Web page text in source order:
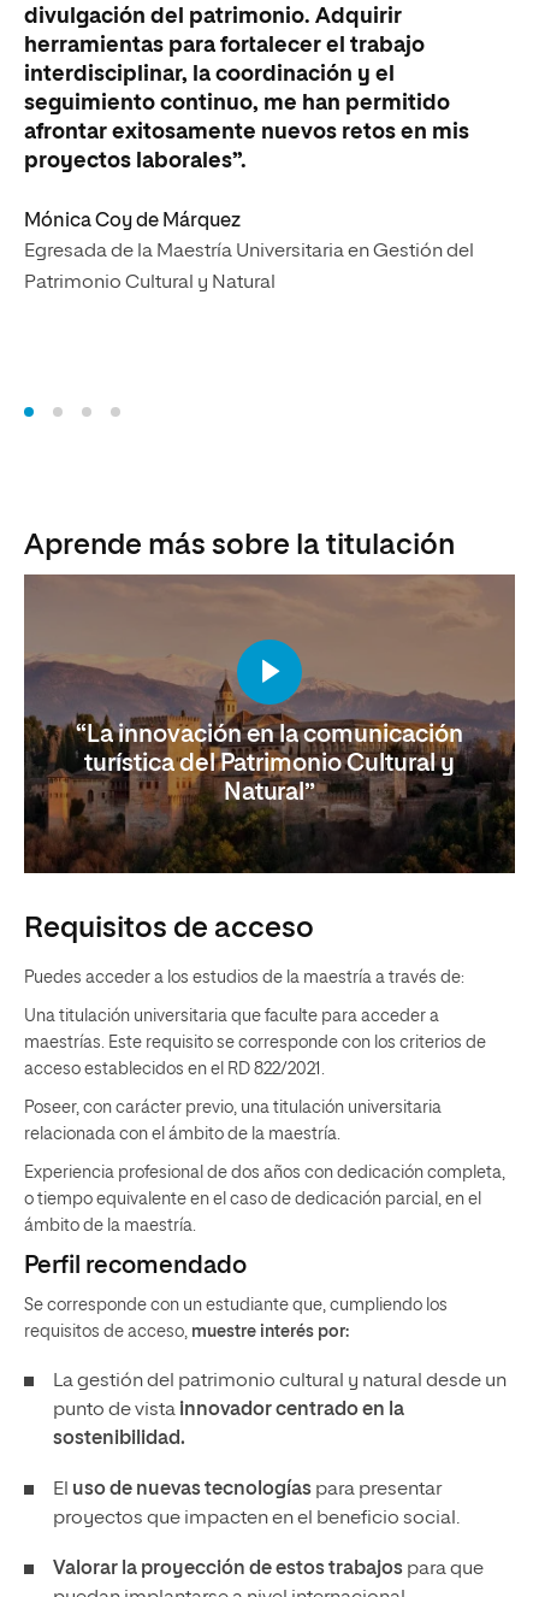
divulgación del patrimonio. Adquirir
herramientas para fortalecer el trabajo
interdisciplinar, la coordinación y el
seguimiento continuo, me han permitido
afrontar exitosamente nuevos retos en mis
proyectos laborales”.
Mónica Coy de Márquez
Egresada de la Maestría Universitaria en Gestión del
Patrimonio Cultural y Natural
Aprende más sobre la titulación
“La innovación en la comunicación
turística del Patrimonio Cultural y
Natural”
Requisitos de acceso
Puedes acceder a los estudios de la maestría a través de:
Una titulación universitaria que faculte para acceder a
maestrías. Este requisito se corresponde con los criterios de
acceso establecidos en el RD 822/2021.
Poseer, con carácter previo, una titulación universitaria
relacionada con el ámbito de la maestría.
Experiencia profesional de dos años con dedicación completa,
o tiempo equivalente en el caso de dedicación parcial, en el
ámbito de la maestría.
Perfil recomendado
Se corresponde con un estudiante que, cumpliendo los
requisitos de acceso, muestre interés por:
La gestión del patrimonio cultural y natural desde un
punto de vista innovador centrado en la
sostenibilidad.
El uso de nuevas tecnologías para presentar
proyectos que impacten en el beneficio social.
Valorar la proyección de estos trabajos para que